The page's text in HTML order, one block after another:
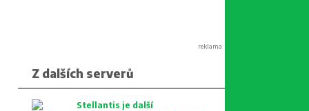
reklama
Z dalších serverů
Stellantis je další